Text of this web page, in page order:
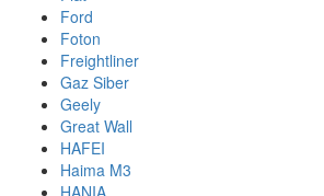
Ford
Foton
Freightliner
Gaz Siber
Geely
Great Wall
HAFEI
Haima M3
HANIA